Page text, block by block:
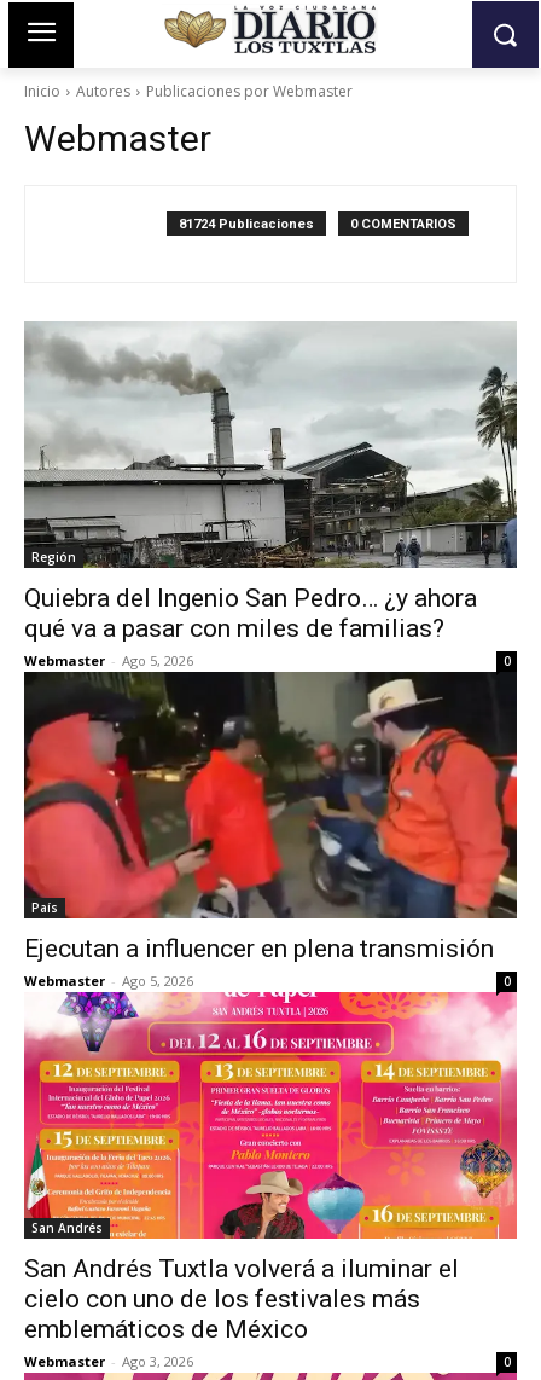
Inicio Autores Publicaciones por Webmaster
Webmaster
81724 Publicaciones 0 COMENTARIOS
Región
Quiebra del Ingenio San Pedro… ¿y ahora
qué va a pasar con miles de familias?
Webmaster - Ago 5, 2026 0
País
Ejecutan a influencer en plena transmisión
Webmaster - Ago 5, 2026 0
San Andrés
San Andrés Tuxtla volverá a iluminar el
cielo con uno de los festivales más
emblemáticos de México
Webmaster - Ago 3, 2026 0